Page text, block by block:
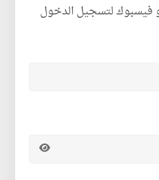
فيسبوك لتسجيل الدخول